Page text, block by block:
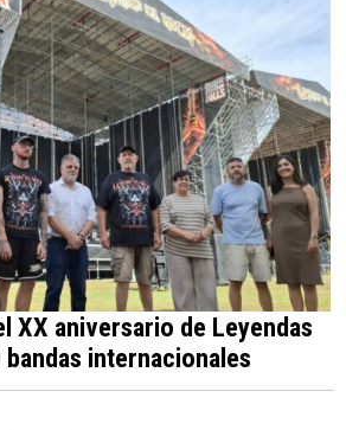
XX aniversario de Leyendas
internacionales